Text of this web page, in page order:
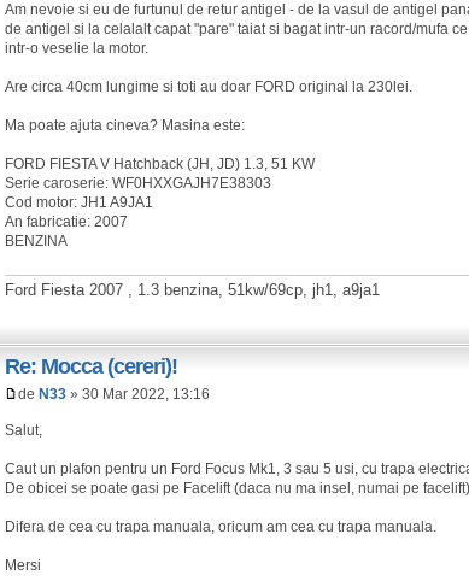
Am nevoie si eu de furtunul de retur antigel - de la vasul de antigel
de antigel si la celalalt capat "pare" taiat si bagat intr-un racord/mufa
intr-o veselie la motor.
Are circa 40cm lungime si toti au doar FORD original la 230lei.
Ma poate ajuta cineva? Masina este:
FORD FIESTA V Hatchback (JH, JD) 1.3, 51 KW
Serie caroserie: WF0HXXGAJH7E38303
Cod motor: JH1 A9JA1
An fabricatie: 2007
BENZINA
Ford Fiesta 2007 , 1.3 benzina, 51kw/69cp, jh1, a9ja1
Re: Mocca (cereri)!
de N33 » 30 Mar 2022, 13:16
Salut,
Caut un plafon pentru un Ford Focus Mk1, 3 sau 5 usi, cu trapa
De obicei se poate gasi pe Facelift (daca nu ma insel, numai pe
Difera de cea cu trapa manuala, oricum am cea cu trapa manuala.
Mersi